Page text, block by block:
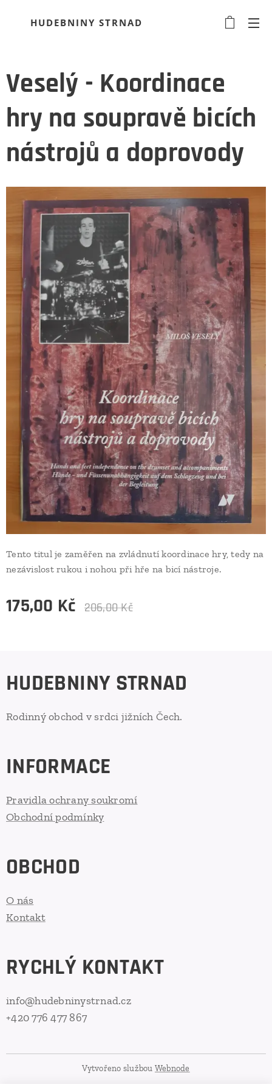
HUDEBNINY STRNAD
Veselý - Koordinace
hry na soupravě bicích
nástrojů a doprovody
Tento titul je zaměřen na zvládnutí koordinace hry, tedy na
nezávislost rukou i nohou při hře na bicí nástroje.
175,00 Kč 206,00Kč
HUDEBNINY STRNAD
Rodinný obchod v srdci jižních Čech.
INFORMACE
Pravidla ochrany soukromí
Obchodní podmínky
OBCHOD
O nás
Kontakt
RYCHLÝ KONTAKT
info@hudebninystrnad.cz
+420 776 477 867
Vytvořeno službou Webnode